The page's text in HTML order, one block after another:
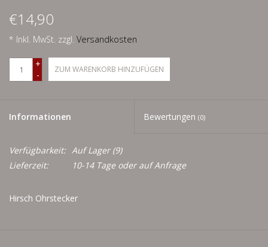
Kropfkette *designed by me*
€14,90
* Inkl. MwSt. zzgl. Versandkosten
+
-
ZUM WARENKORB HINZUFÜGEN
Informationen Bewertungen (0)
Verfügbarkeit: Auf Lager(9)
Lieferzeit:
10-14 Tage oder auf Anfrage
Hirsch Ohrstecker